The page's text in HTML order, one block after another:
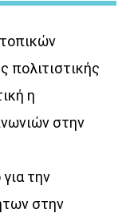
πολιτιστικής
η
στην
την
στην